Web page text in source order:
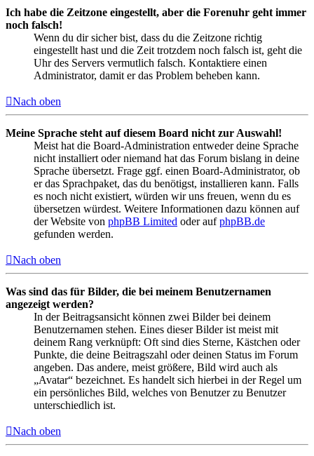
Ich habe die Zeitzone eingestellt, aber die Forenuhr geht immer
noch falsch!
Wenn du dir sicher bist, dass du die Zeitzone richtig
eingestellt hast und die Zeit trotzdem noch falsch ist, geht die
Uhr des Servers vermutlich falsch. Kontaktiere einen
Administrator, damit er das Problem beheben kann.
Nach oben
Meine Sprache steht auf diesem Board nicht zur Auswahl!
Meist hat die Board-Administration entweder deine Sprache
nicht installiert oder niemand hat das Forum bislang in deine
Sprache übersetzt. Frage ggf. einen Board-Administrator, ob
er das Sprachpaket, das du benötigst, installieren kann. Falls
es noch nicht existiert, würden wir uns freuen, wenn du es
übersetzen würdest. Weitere Informationen dazu können auf
der Website von phpBB Limited oder aufphpBB.de
gefunden werden.
Nach oben
Was sind das für Bilder, die bei meinem Benutzernamen
angezeigt werden?
In der Beitragsansicht können zwei Bilder bei deinem
Benutzernamen stehen. Eines dieser Bilder ist meist mit
deinem Rang verknüpft: Oft sind dies Sterne, Kästchen oder
Punkte, die deine Beitragszahl oder deinen Status im Forum
angeben. Das andere, meist größere, Bild wird auch als
„Avatar“ bezeichnet. Es handelt sich hierbei in der Regel um
ein persönliches Bild, welches von Benutzer zu Benutzer
unterschiedlich ist.
Nach oben